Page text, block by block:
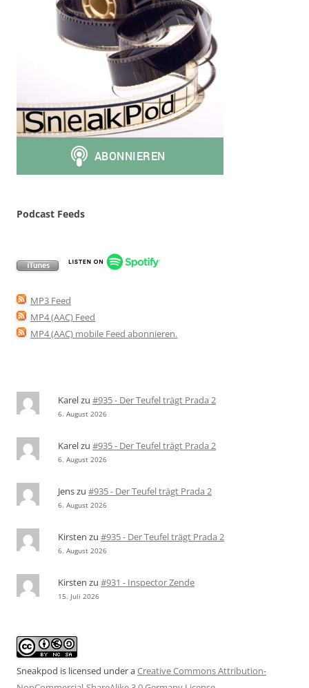
Podcast Feeds
MP3 Feed
MP4 (AAC) Feed
MP4 (AAC) mobile Feed abonnieren.
Karelzu #935 - Der Teufel trägt Prada 2
6. August 2026
Karelzu #935 - Der Teufel trägt Prada 2
6. August 2026
Jenszu #935 - Der Teufel trägt Prada 2
6. August 2026
Kirsten zu #935 - Der Teufel trägt Prada 2
6. August 2026
Kirsten zu #931 - Inspector Zende
15. Juli 2026
Sneakpod is licensed under aCreative Commons Attribution-